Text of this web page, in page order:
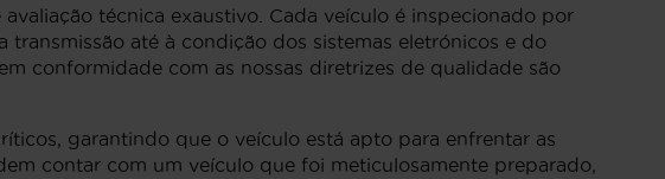
técnica exaustivo. Cada veículo é inspecionado por
até à condição dos sistemas eletrónicos e do
conformidade com as nossas diretrizes de qualidade são
garantindo que o veículo está apto para enfrentar as
contar com um veículo que foi meticulosamente preparado,